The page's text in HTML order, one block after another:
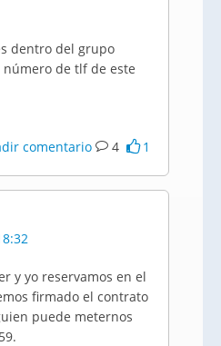
dentro del grupo
de tlf de este
comentario 4 1
y yo reservamos en el
firmado el contrato
puede meternos